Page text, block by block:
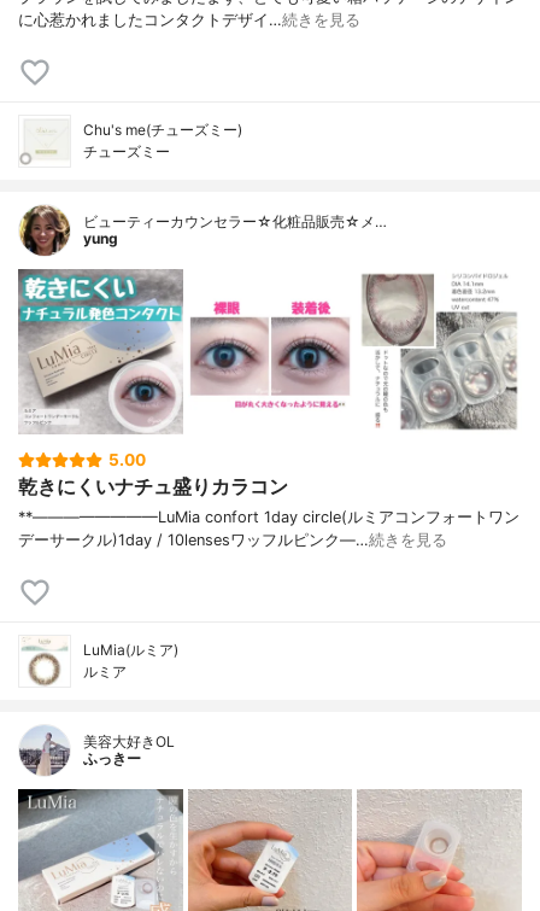
に心惹かれましたコンタクトデザイ…続きを見る
Chu's me(チューズミー)
チューズミー
ビューティーカウンセラー☆化粧品販売☆メ…
yung
5.00
乾きにくいナチュ盛りカラコン
**————————⁡LuMia confort 1day circle(ルミアコンフォートワン
デーサークル)⁡1day / 10lensesワッフルピンク⁡—…続きを見る
LuMia(ルミア)
ルミア
美容大好きOL
ふっきー